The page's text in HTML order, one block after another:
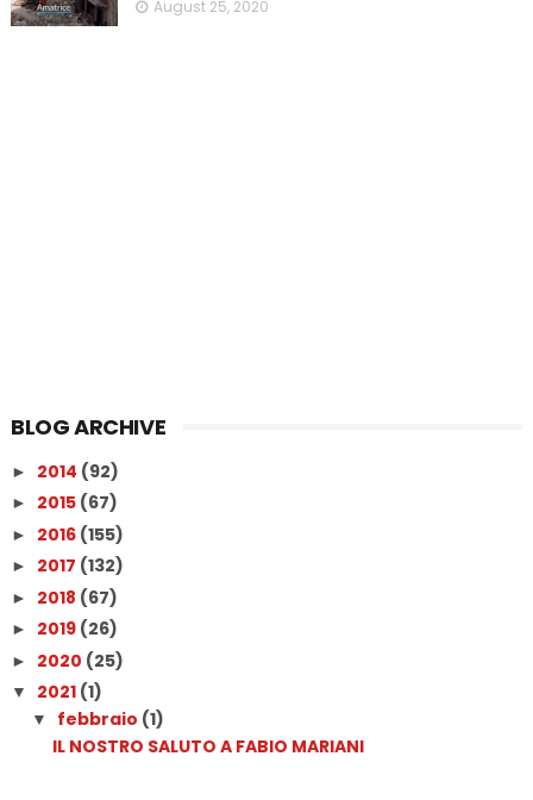
August 25, 2020
BLOG ARCHIVE
► 2014 (92)
► 2015 (67)
► 2016 (155)
► 2017 (132)
► 2018 (67)
► 2019 (26)
► 2020 (25)
▼ 2021 (1)
▼ febbraio (1)
IL NOSTRO SALUTO A FABIO MARIANI